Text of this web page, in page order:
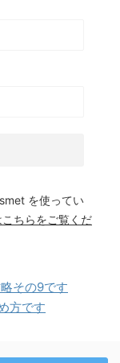
を使ってい
ちらをご覧くだ
その9です
方です